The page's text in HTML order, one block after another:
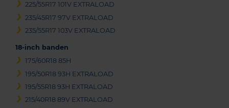
225/55R17 101V EXTRALOAD
235/45R17 97V EXTRALOAD
235/55R17 103V EXTRALOAD
18-inch banden
175/60R18 85H
195/50R18 93H EXTRALOAD
195/55R18 93H EXTRALOAD
215/40R18 89V EXTRALOAD